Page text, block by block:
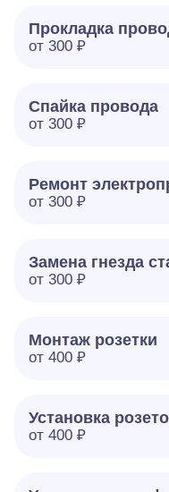
Прокладка
от 300 ₽
Спайка провода
от 300 ₽
Ремонт
от 300 ₽
Замена гнезда
от 300 ₽
Монтаж розетки
от 400 ₽
Установка
от 400 ₽